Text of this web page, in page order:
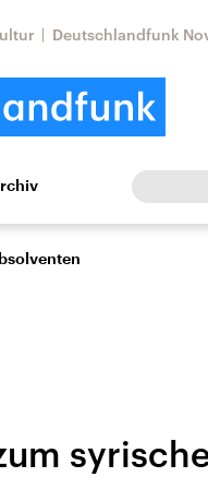
Deutschlandfunk
Europa
Iran
Aktuelle Lage und